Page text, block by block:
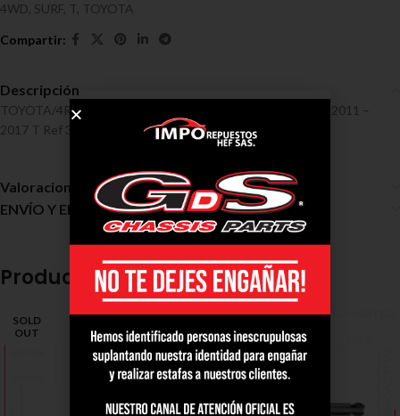
4WD SURF T TOYOTA
Descripción
TOYOTA/4RUNNER [N280], SURF, FJ CRUISER [XJ10] 4WD 2011 –
2017 T Ref 344416
Valoraciones (0)
ENVÍO Y ENTREGA
Productos relacionados
SOLD
OUT